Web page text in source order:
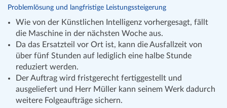
Problemlösung und langfristige Leistungssteigerung
Wie von der Künstlichen Intelligenz vorhergesagt, fällt
die Maschine in der nächsten Woche aus.
Da das Ersatzteil vor Ort ist, kann die Ausfallzeit von
über fünf Stunden auf lediglich eine halbe Stunde
reduziert werden.
Der Auftrag wird fristgerecht fertiggestellt und
ausgeliefert und Herr Müller kann seinem Werk dadurch
weitere Folgeaufträge sichern.